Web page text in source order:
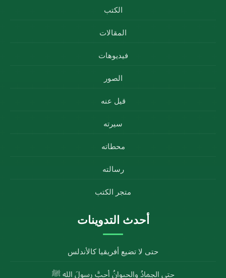
الكتب
المقالات
فيديوهات
الصور
قيل عنه
سيرته
محطاته
رسالته
متجر الكتب
أحدث التدوينات
حتى لا تضيع أفريقيا كالأندلس
حتى الجمادُ والحيوانُ أحبَّ رسولَ الله ﷺ